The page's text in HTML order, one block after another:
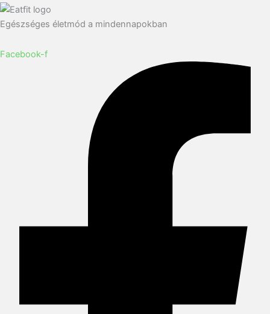
Egészséges életmód a mindennapokban
Facebook-f